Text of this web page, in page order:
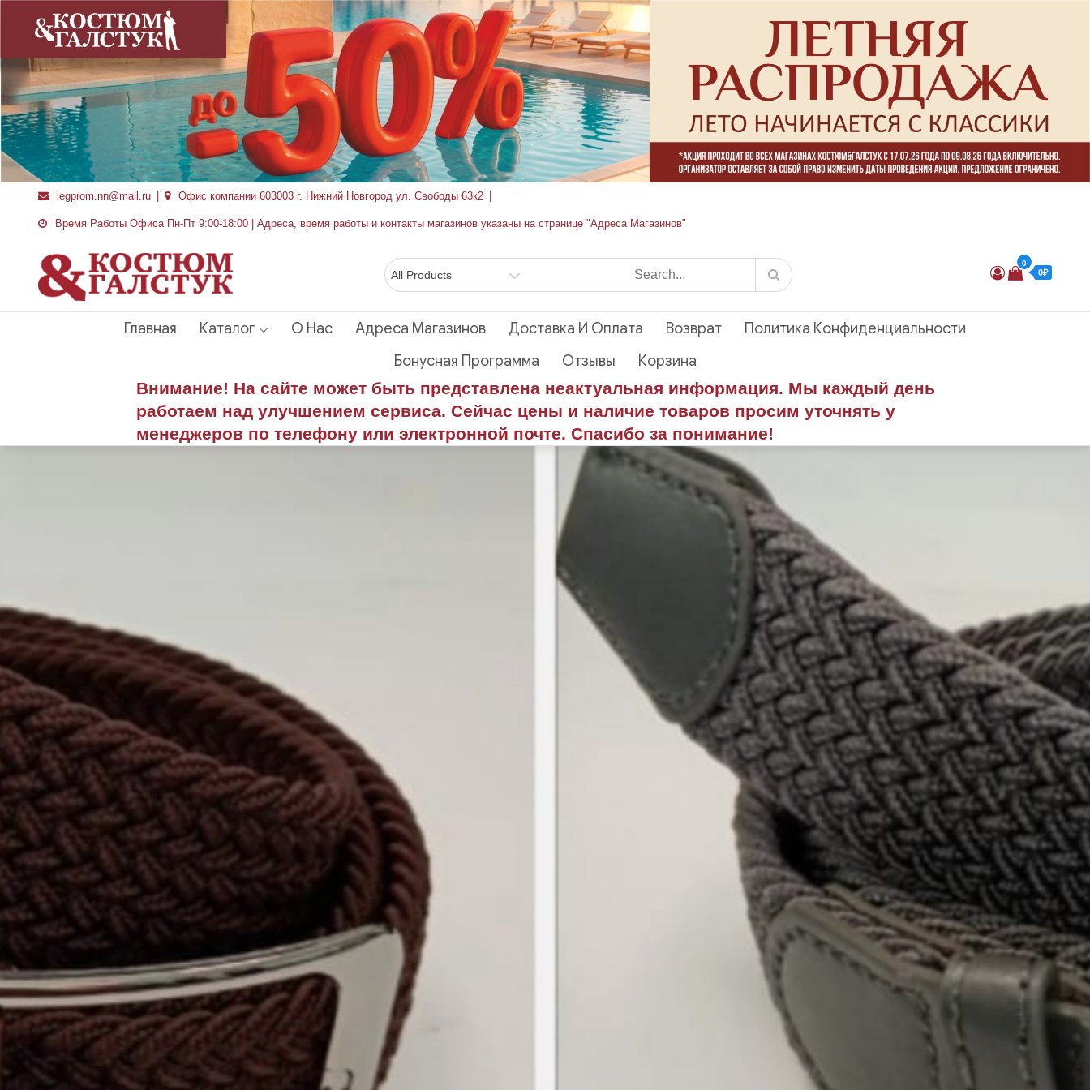
содержимому
legprom.nn@mail.ru Офис компании 603003 г. Нижний Новгород ул. Свободы 63к2
Время Работы Офиса Пн-Пт 9:00-18:00 | Адреса, время работы и контакты магазинов указаны на странице "Адреса Магазинов"
0
0₽
Главная Каталог О Нас Адреса Магазинов Доставка И Оплата Возврат
Политика Конфиденциальности
Бонусная Программа
Отзывы Корзина
Внимание! На сайте может быть представлена неактуальная информация. Мы каждый день
работаем над улучшением сервиса. Сейчас цены и наличие товаров просим уточнять у
менеджеров по телефону или электронной почте. Спасибо за понимание!